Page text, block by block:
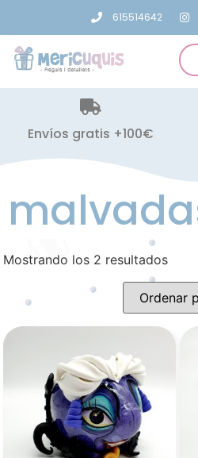
615514642
Envíos gratis +100€
Mostrando los 2 resultados